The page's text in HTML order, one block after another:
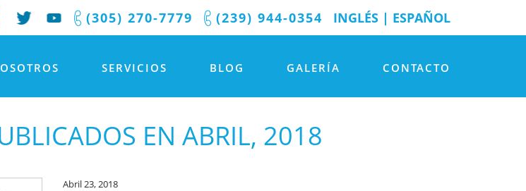
INGLÉS | ESPAÑOL
(239) 944-0354
(305) 270-7779
SERVICIOS BLOG GALERÍA CONTACTO
EN ABRIL, 2018
Abril 23, 2018